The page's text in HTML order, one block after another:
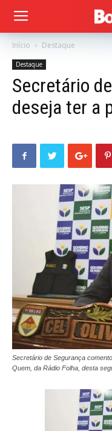
Início Destaque
Destaque
Secretário
deseja ter a
Secretário de Segurança
Quem, da Rádio Folha, desta